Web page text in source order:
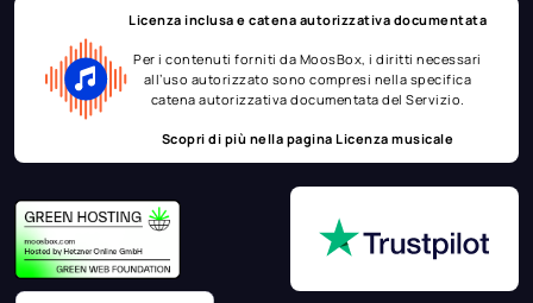
Licenza inclusa e catena autorizzativa documentata
Per i contenuti forniti da MoosBox, i diritti necessari
all’uso autorizzato sono compresi nella specifica
catena autorizzativa documentata del Servizio.
Scopri di più nella paginaLicenza musicale